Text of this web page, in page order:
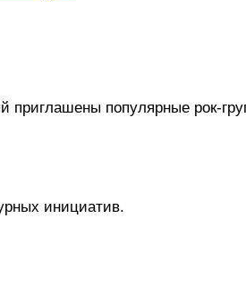
приглашены популярные рок-
инициатив.